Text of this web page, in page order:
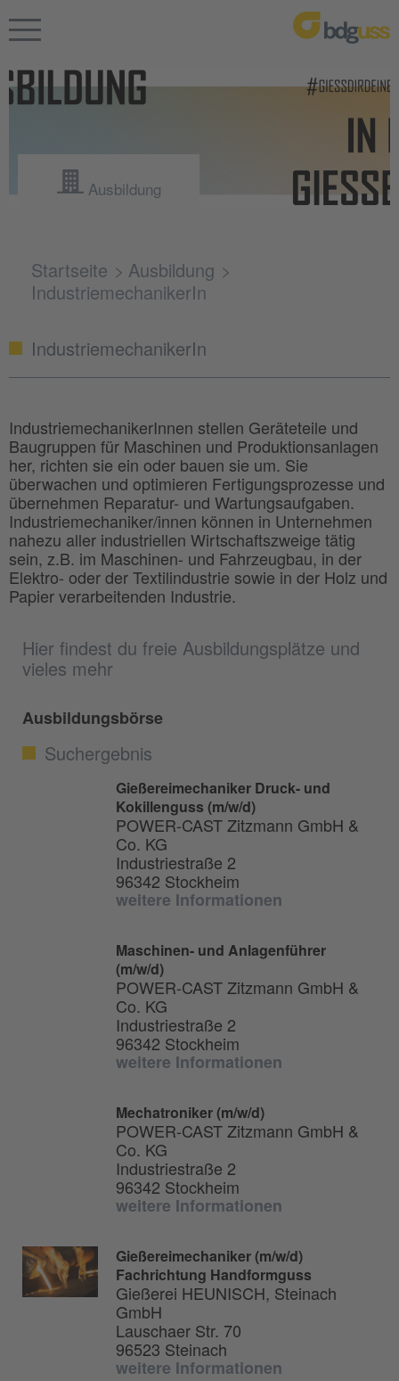
Ausbildung
Startseite
Ausbildung
IndustriemechanikerIn
Hier findest du freie Ausbildungsplätze und
vieles mehr
Ausbildungsbörse
Suchergebnis
Gießereimechaniker Druck- und
Kokillenguss (m/w/d)
POWER-CAST Zitzmann GmbH &
Co. KG
Industriestraße 2
96342 Stockheim
weitere Informationen
Maschinen- und Anlagenführer
(m/w/d)
POWER-CAST Zitzmann GmbH &
Co. KG
Industriestraße 2
96342 Stockheim
weitere Informationen
Mechatroniker (m/w/d)
POWER-CAST Zitzmann GmbH &
Co. KG
Industriestraße 2
96342 Stockheim
weitere Informationen
Gießereimechaniker (m/w/d)
Fachrichtung Handformguss
Gießerei HEUNISCH, Steinach
GmbH
Lauschaer Str. 70
96523 Steinach
weitere Informationen
IndustriemechanikerIn
IndustriemechanikerInnen stellen Geräteteile und
Baugruppen für Maschinen und Produktionsanlagen
her, richten sie ein oder bauen sie um. Sie
überwachen und optimieren Fertigungsprozesse und
übernehmen Reparatur- und Wartungsaufgaben.
Industriemechaniker/innen können in Unternehmen
nahezu aller industriellen Wirtschaftszweige tätig
sein, z.B. im Maschinen- und Fahrzeugbau, in der
Elektro- oder der Textilindustrie sowie in der Holz und
Papier verarbeitenden Industrie.